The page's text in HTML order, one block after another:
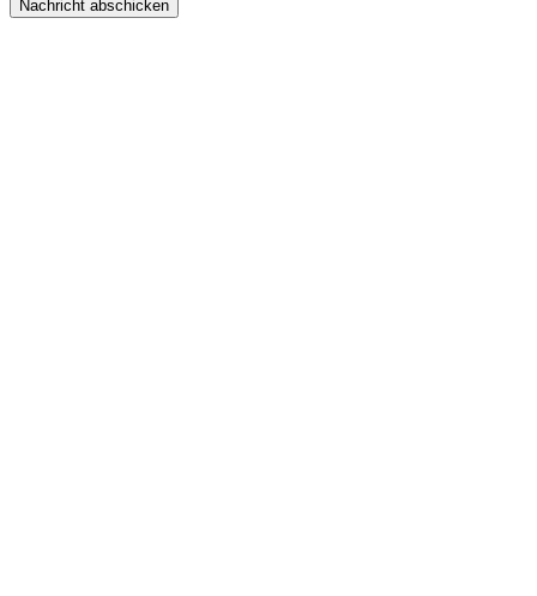
Nachricht abschicken